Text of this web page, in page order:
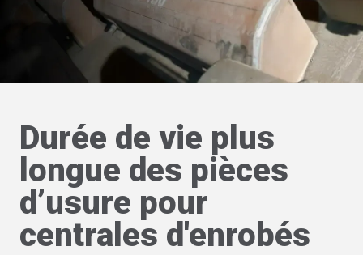
Durée de vie plus
longue des pièces
d’usure pour
centrales d'enrobés